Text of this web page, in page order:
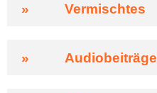
» Vermischtes
» Audiobeiträge